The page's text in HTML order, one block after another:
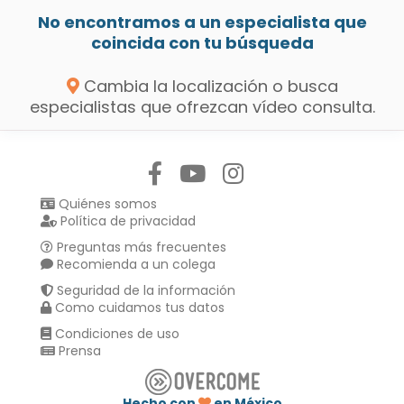
No encontramos a un especialista que
coincida con tu búsqueda
Cambia la localización o busca
especialistas que ofrezcan vídeo consulta.
Quiénes somos
Política de privacidad
Preguntas más frecuentes
Recomienda a un colega
Seguridad de la información
Como cuidamos tus datos
Condiciones de uso
Prensa